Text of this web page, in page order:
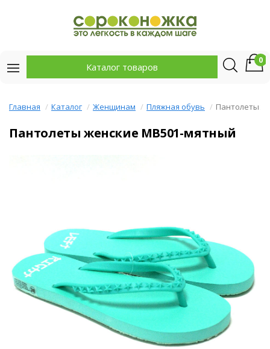
Каталог товаров
0
Главная Каталог Женщинам Пляжная обувь Пантолеты
Пантолеты женские MB501-мятный